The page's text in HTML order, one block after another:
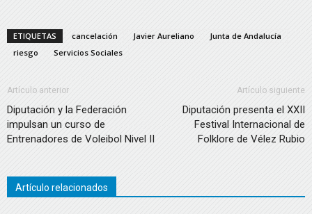
ETIQUETAS cancelación Javier Aureliano
Junta de Andalucía
riesgo
Servicios Sociales
Artículo anterior
Diputación y la Federación
impulsan un curso de
Entrenadores de Voleibol Nivel II
Artículo siguiente
Diputación presenta el XXII
Festival Internacional de
Folklore de Vélez Rubio
Artículo relacionados